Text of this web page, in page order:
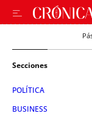
Secciones
POLÍTICA
BUSINESS